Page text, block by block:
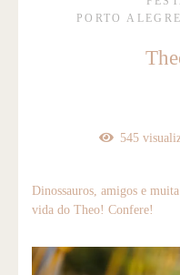
PORTO
545
Dinossauros, amigos e
vida do Theo! Confere!